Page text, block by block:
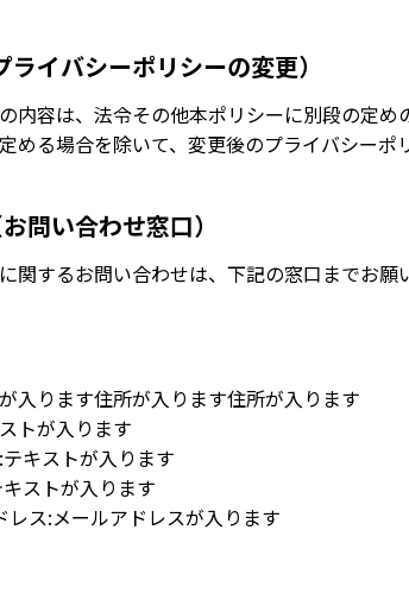
イバシーポリシーの変更）
内容は、法令その他本ポリシーに別段の定
める場合を除いて、変更後のプライバシーポ
問い合わせ窓口）
関するお問い合わせは、下記の窓口までお願
入ります住所が入ります住所が入ります
トが入ります
キストが入ります
ストが入ります
レス:メールアドレスが入ります